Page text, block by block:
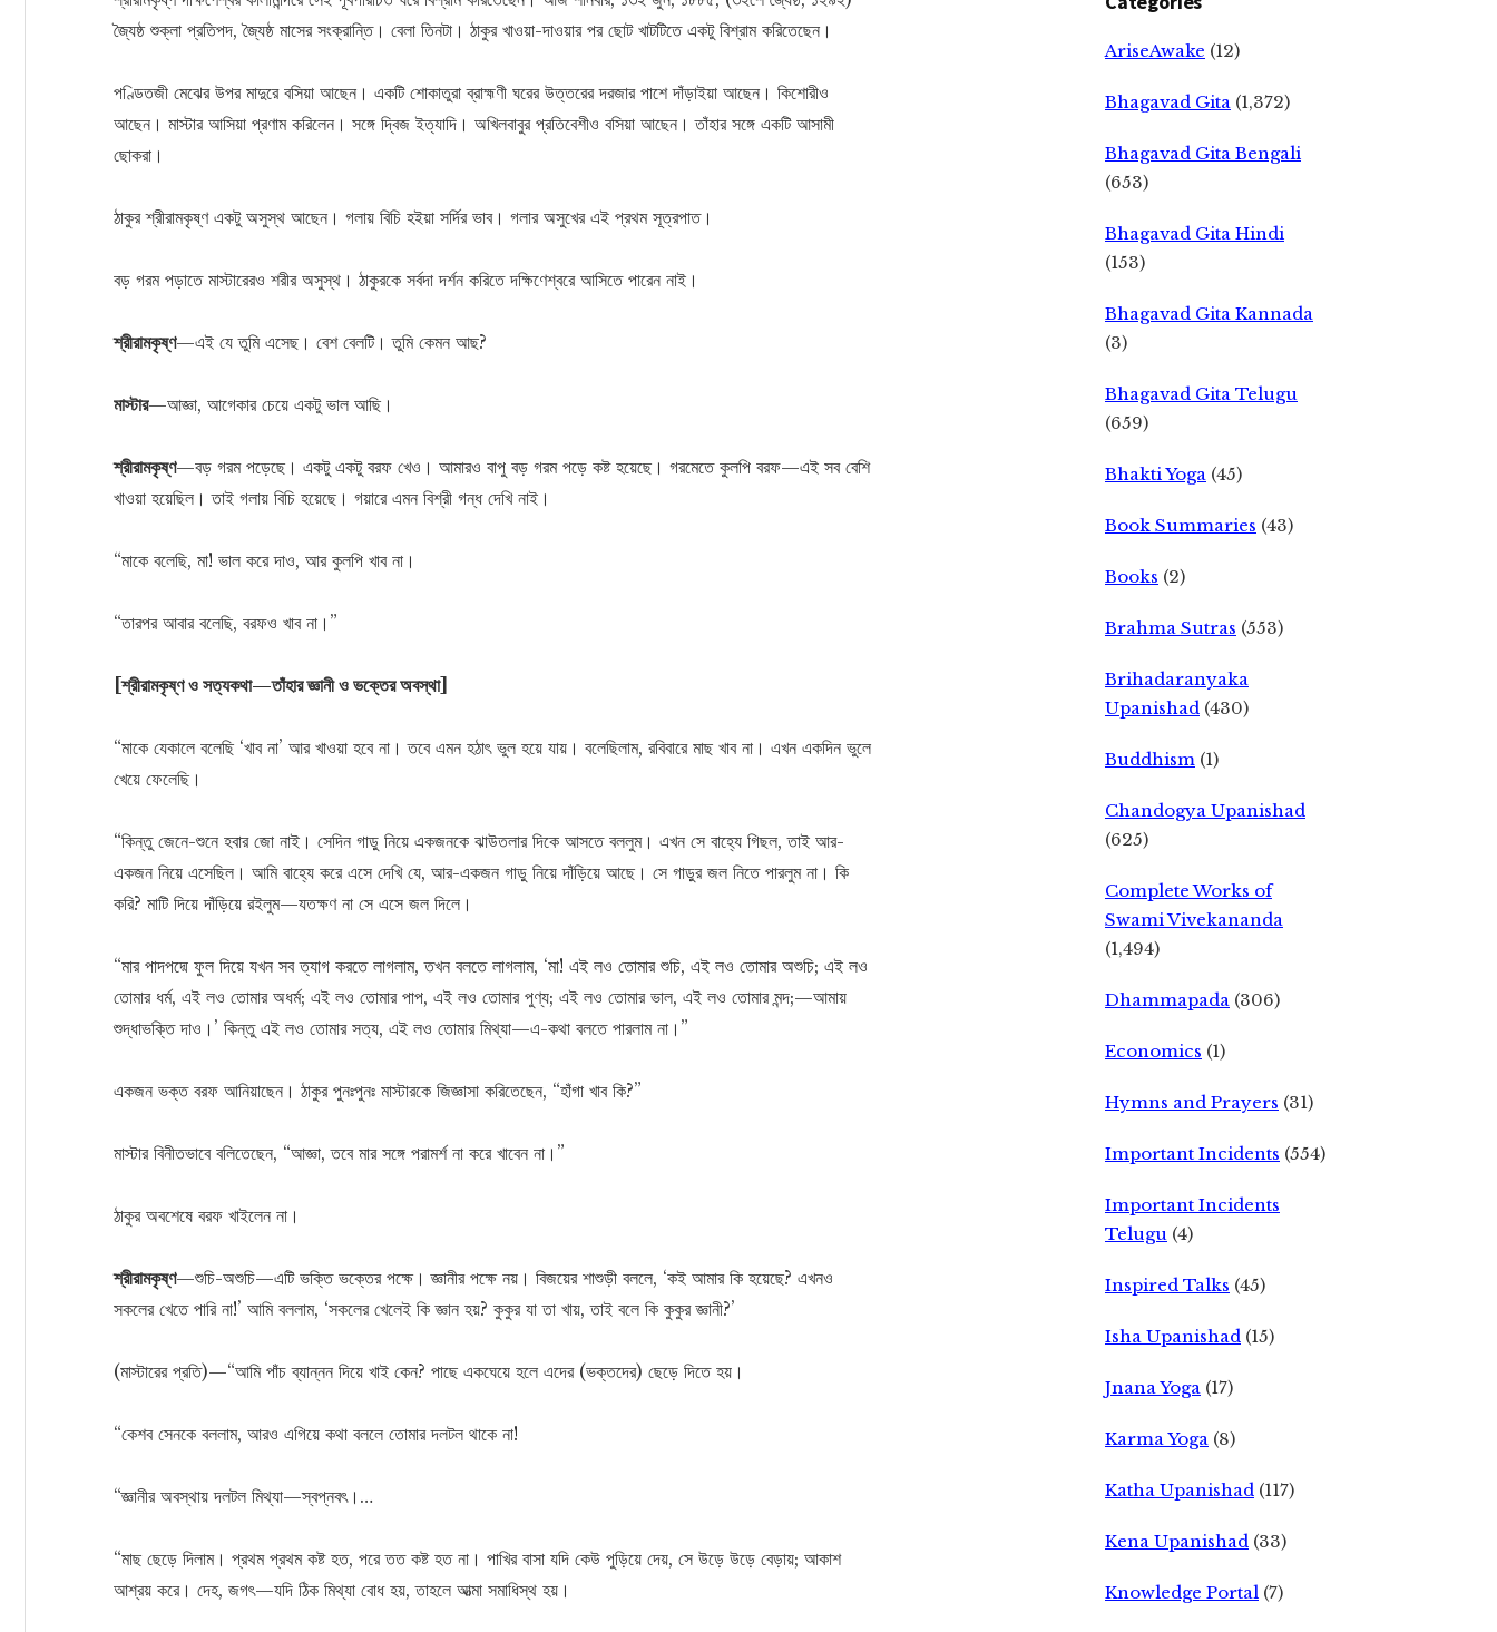
জ্যৈষ্ঠ শুক্লা প্রতিপদ, জ্যৈষ্ঠ মাসের সংক্রান্তি। বেলা তিনটা। ঠাকুর খাওয়া-দাওয়ার পর ছোট খাটটিতে একটু বিশ্রাম করিতেছেন।
পণ্ডিতজী মেঝের উপর মাদুরে বসিয়া আছেন। একটি শোকাতুরা ব্রাহ্মণী ঘরের উত্তরের দরজার পাশে দাঁড়াইয়া আছেন। কিশোরীও
আছেন। মাস্টার আসিয়া প্রণাম করিলেন। সঙ্গে দ্বিজ ইত্যাদি। অখিলবাবুর প্রতিবেশীও বসিয়া আছেন। তাঁহার সঙ্গে একটি আসামী
ছোকরা।
ঠাকুর শ্রীরামকৃষ্ণ একটু অসুস্থ আছেন। গলায় বিচি হইয়া সর্দির ভাব। গলার অসুখের এই প্রথম সূত্রপাত।
বড় গরম পড়াতে মাস্টারেরও শরীর অসুস্থ। ঠাকুরকে সর্বদা দর্শন করিতে দক্ষিণেশ্বরে আসিতে পারেন নাই।
শ্রীরামকৃষ্ণ—এই যে তুমি এসেছ। বেশ বেলটি। তুমি কেমন আছ?
মাস্টার—আজ্ঞা, আগেকার চেয়ে একটু ভাল আছি।
শ্রীরামকৃষ্ণ—বড় গরম পড়েছে। একটু একটু বরফ খেও। আমারও বাপু বড় গরম পড়ে কষ্ট হয়েছে। গরমেতে কুলপি বরফ—এই সব বেশি
খাওয়া হয়েছিল। তাই গলায় বিচি হয়েছে। গয়ারে এমন বিশ্রী গন্ধ দেখি নাই।
“মাকে বলেছি, মা! ভাল করে দাও, আর কুলপি খাব না।
“তারপর আবার বলেছি, বরফও খাব না।”
[শ্রীরামকৃষ্ণ ও সত্যকথা—তাঁহার জ্ঞানী ও ভক্তের অবস্থা]
“মাকে যেকালে বলেছি ‘খাব না’ আর খাওয়া হবে না। তবে এমন হঠাৎ ভুল হয়ে যায়। বলেছিলাম, রবিবারে মাছ খাব না। এখন একদিন ভুলে
খেয়ে ফেলেছি।
“কিন্তু জেনে-শুনে হবার জো নাই। সেদিন গাড়ু নিয়ে একজনকে ঝাউতলার দিকে আসতে বললুম। এখন সে বাহ্যে গিছল, তাই আর-
একজন নিয়ে এসেছিল। আমি বাহ্যে করে এসে দেখি যে, আর-একজন গাড়ু নিয়ে দাঁড়িয়ে আছে। সে গাড়ুর জল নিতে পারলুম না। কি
করি? মাটি দিয়ে দাঁড়িয়ে রইলুম—যতক্ষণ না সে এসে জল দিলে।
“মার পাদপদ্মে ফুল দিয়ে যখন সব ত্যাগ করতে লাগলাম, তখন বলতে লাগলাম, ‘মা! এই লও তোমার শুচি, এই লও তোমার অশুচি; এই লও
তোমার ধর্ম, এই লও তোমার অধর্ম; এই লও তোমার পাপ, এই লও তোমার পুণ্য; এই লও তোমার ভাল, এই লও তোমার মন্দ;—আমায়
শুদ্ধাভক্তি দাও।’ কিন্তু এই লও তোমার সত্য, এই লও তোমার মিথ্যা—এ-কথা বলতে পারলাম না।”
একজন ভক্ত বরফ আনিয়াছেন। ঠাকুর পুনঃপুনঃ মাস্টারকে জিজ্ঞাসা করিতেছেন, “হাঁগা খাব কি?”
মাস্টার বিনীতভাবে বলিতেছেন, “আজ্ঞা, তবে মার সঙ্গে পরামর্শ না করে খাবেন না।”
ঠাকুর অবশেষে বরফ খাইলেন না।
শ্রীরামকৃষ্ণ—শুচি-অশুচি—এটি ভক্তি ভক্তের পক্ষে। জ্ঞানীর পক্ষে নয়। বিজয়ের শাশুড়ী বললে, ‘কই আমার কি হয়েছে? এখনও
সকলের খেতে পারি না!’ আমি বললাম, ‘সকলের খেলেই কি জ্ঞান হয়? কুকুর যা তা খায়, তাই বলে কি কুকুর জ্ঞানী?’
(মাস্টারের প্রতি)—“আমি পাঁচ ব্যান্নন দিয়ে খাই কেন? পাছে একঘেয়ে হলে এদের (ভক্তদের) ছেড়ে দিতে হয়।
“কেশব সেনকে বললাম, আরও এগিয়ে কথা বললে তোমার দলটল থাকে না!
“জ্ঞানীর অবস্থায় দলটল মিথ্যা—স্বপ্নবৎ।…
“মাছ ছেড়ে দিলাম। প্রথম প্রথম কষ্ট হত, পরে তত কষ্ট হত না। পাখির বাসা যদি কেউ পুড়িয়ে দেয়, সে উড়ে উড়ে বেড়ায়; আকাশ
আশ্রয় করে। দেহ, জগৎ—যদি ঠিক মিথ্যা বোধ হয়, তাহলে আত্মা সমাধিস্থ হয়।
AriseAwake (12)
Bhagavad Gita (1,372)
Bhagavad Gita Bengali
(653)
Bhagavad Gita Hindi
(153)
Bhagavad Gita Kannada
(3)
Bhagavad Gita Telugu
(659)
Bhakti Yoga (45)
Book Summaries (43)
Books (2)
Brahma Sutras (553)
Brihadaranyaka
Upanishad (430)
Buddhism (1)
Chandogya Upanishad
(625)
Complete Works of
Swami Vivekananda
(1,494)
Dhammapada (306)
Economics (1)
Hymns and Prayers (31)
Important Incidents (554)
Important Incidents
Telugu (4)
Inspired Talks (45)
Isha Upanishad (15)
Jnana Yoga (17)
Karma Yoga (8)
Katha Upanishad (117)
Kena Upanishad (33)
Knowledge Portal (7)